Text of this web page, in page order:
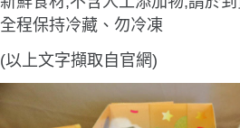
全程保持冷藏、勿冷凍
(以上文字擷取自官網)